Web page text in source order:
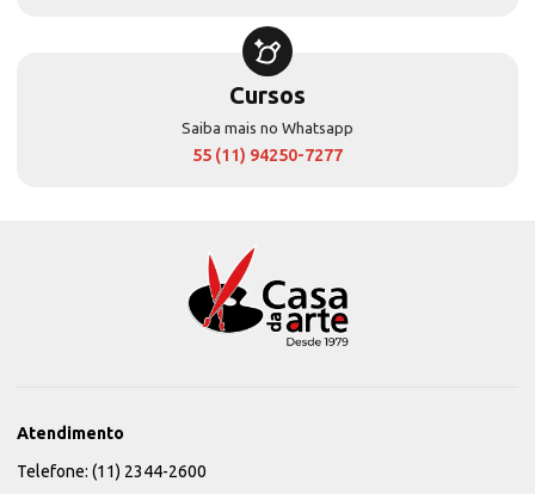
Cursos
Saiba mais no Whatsapp
55 (11) 94250-7277
Atendimento
Telefone: (11) 2344-2600